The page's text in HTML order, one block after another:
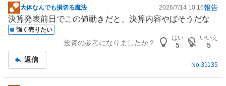
掲
示
板
大体なんでも損切る魔法 2026/7/14 10:16報告
決算発表前日でこの値動きだと、決算内容やばそうだな
強く売りたい
投資の参考になりましたか？
はい
5
いいえ
5
返信
No. 31135